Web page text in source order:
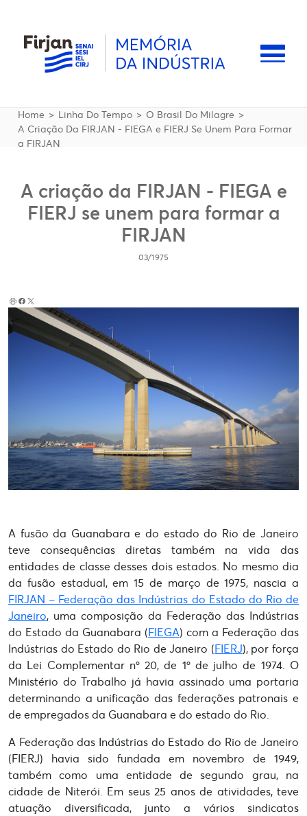
Trilha de navegação
Home Linha Do Tempo
O Brasil Do Milagre
A Criação Da FIRJAN - FIEGA e FIERJ Se Unem Para Formar
a FIRJAN
A criação da FIRJAN - FIEGA e
FIERJ se unem para formar a
FIRJAN
03/1975
A fusão da Guanabara e do estado do Rio de Janeiro
teve consequências diretas também na vida das
entidades de classe desses dois estados. No mesmo dia
da fusão estadual, em 15 de março de 1975, nascia a
FIRJAN – Federação das Indústrias do Estado do Rio de
Janeiro, uma composição da Federação das Indústrias
do Estado da Guanabara (FIEGA) com a Federação das
Indústrias do Estado do Rio de Janeiro (FIERJ), por força
da Lei Complementar nº 20, de 1º de julho de 1974. O
Ministério do Trabalho já havia assinado uma portaria
determinando a unificação das federações patronais e
de empregados da Guanabara e do estado do Rio.
A Federação das Indústrias do Estado do Rio de Janeiro
(FIERJ) havia sido fundada em novembro de 1949,
também como uma entidade de segundo grau, na
cidade de Niterói. Em seus 25 anos de atividades, teve
atuação diversificada, junto a vários sindicatos